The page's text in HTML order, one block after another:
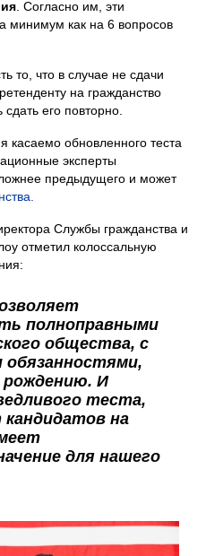
. Согласно им, эти
минимум как на 6 вопросов
то, что в случае не сдачи
на гражданство
его повторно.
касаемо обновленного теста
эксперты
предыдущего и может
Службы гражданства и
отметил колоссальную
полноправными
общества, с
рождению. И
теста,
на
для нашего